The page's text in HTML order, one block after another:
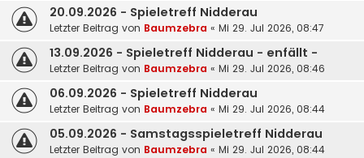
20.09.2026 - Spieletreff Nidderau
Letzter Beitrag von Baumzebra « Mi 29. Jul 2026, 08:47
13.09.2026 - Spieletreff Nidderau - enfällt -
Letzter Beitrag von Baumzebra « Mi 29. Jul 2026, 08:46
06.09.2026 - Spieletreff Nidderau
Letzter Beitrag von Baumzebra « Mi 29. Jul 2026, 08:44
05.09.2026 - Samstagsspieletreff Nidderau
Letzter Beitrag von Baumzebra « Mi 29. Jul 2026, 08:44